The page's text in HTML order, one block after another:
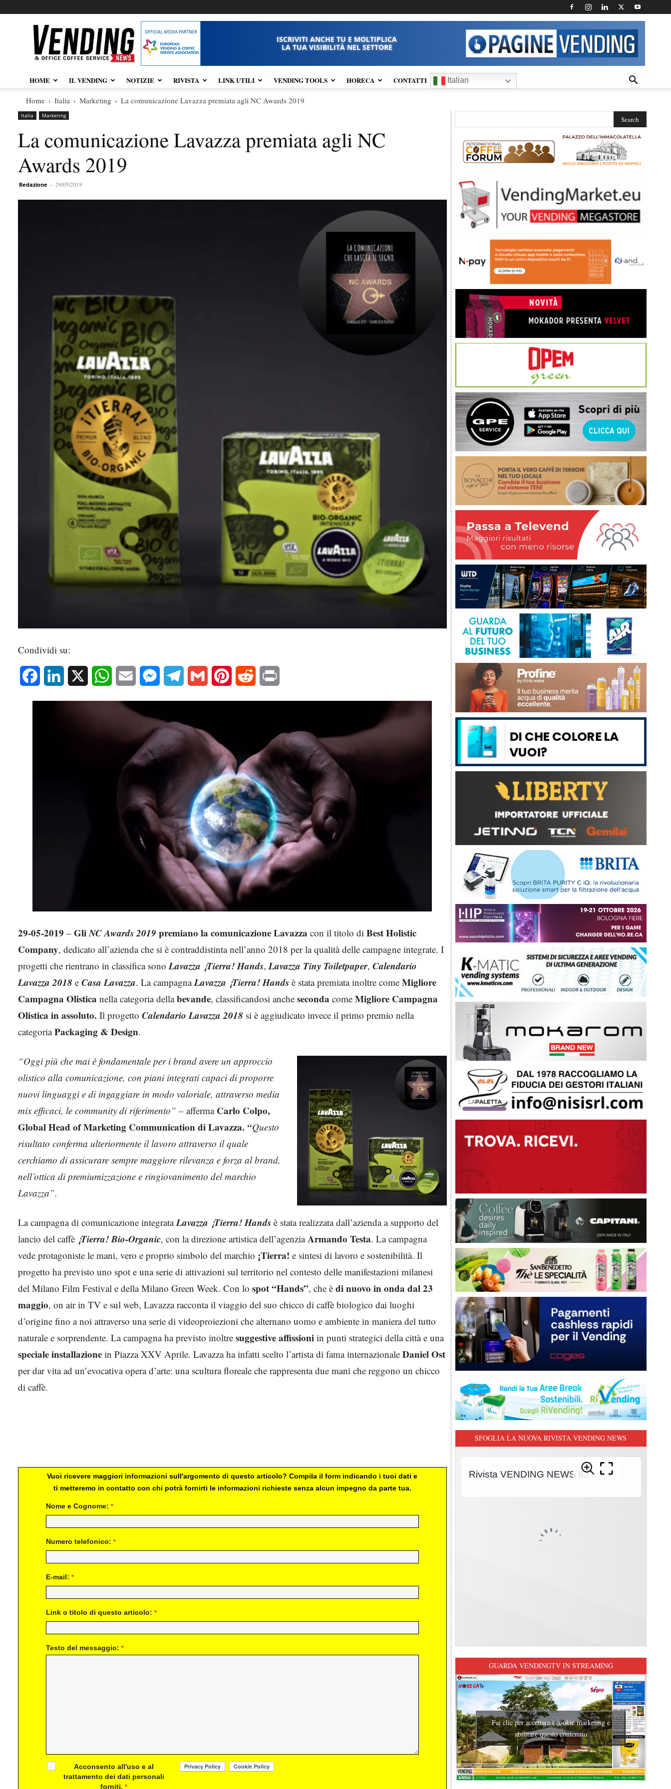
Vendingnews.it
ISCRIVITI ANCHE TU E MOLTIPLICA
LA TUA VISIBILITÀ NEL SETTORE
HOME IL VENDING NOTIZIE RIVISTA LINK UTILI VENDING TOOLS HORECA CONTATTI Italian
Home Italia Marketing La comunicazione Lavazza premiata agli NC Awards 2019
Italia Marketing
La comunicazione Lavazza premiata agli NC
Awards 2019
Redazione - 29/05/2019
Condividi su:
Facebook LinkedIn WhatsAppEmail MessengerTelegram Gmail Pinterest Reddit
29-05-2019 – GliNC Awards 2019 premiano la comunicazione Lavazza con il titolo di Best Holistic
Company, dedicato all’azienda che si è contraddistinta nell’anno 2018 per la qualità delle campagne integrate. I
progetti che rientrano in classifica sono Lavazza ¡Tierra! Hands, Lavazza Tiny Toiletpaper, Calendario
Lavazza 2018 e Casa Lavazza. La campagnaLavazza ¡Tierra! Hands è stata premiata inoltre come Migliore
Campagna Olistica nella categoria dellabevande, classificandosi anche seconda come Migliore Campagna
Olistica in assoluto. Il progetto Calendario Lavazza 2018 si è aggiudicato invece il primo premio nella
categoriaPackaging & Design.
“Oggi più che mai è fondamentale per i brand avere un approccio
olistico alla comunicazione, con piani integrati capaci di proporre
nuovi linguaggi e di ingaggiare in modo valoriale, attraverso media
mix efficaci, le community di riferimento” – afferma Carlo Colpo,
Global Head of Marketing Communication di Lavazza. “Questo
risultato conferma ulteriormente il lavoro attraverso il quale
cerchiamo di assicurare sempre maggiore rilevanza e forza al brand,
nell’ottica di premiumizzazione e ringiovanimento del marchio
Lavazza”.
La campagna di comunicazione integrataLavazza ¡Tierra! Hands è stata realizzata dall’azienda a supporto del
lancio del caffè ¡Tierra! Bio-Organic, con la direzione artistica dell’agenziaArmando Testa. La campagna
vede protagoniste le mani, vero e proprio simbolo del marchio ¡Tierra! e sintesi di lavoro e sostenibilità. Il
progetto ha previsto uno spot e una serie di attivazioni sul territorio nel contesto delle manifestazioni milanesi
del Milano Film Festival e della Milano Green Week. Con lo spot “Hands”, che è di nuovo in onda dal 23
maggio, on air in TV e sul web, Lavazza racconta il viaggio del suo chicco di caffè biologico dai luoghi
d’origine fino a noi attraverso una serie di videoproiezioni che alternano uomo e ambiente in maniera del tutto
naturale e sorprendente. La campagna ha previsto inoltre suggestive affissioni in punti strategici della città e una
speciale installazione in Piazza XXV Aprile. Lavazza ha infatti scelto l’artista di fama internazionale Daniel Ost
per dar vita ad un’evocativa opera d’arte: una scultura floreale che rappresenta due mani che reggono un chicco
di caffè.
Vuoi ricevere maggiori informazioni sull'argomento di questo articolo? Compila il form indicando i tuoi dati e
ti metteremo in contatto con chi potrà fornirti le informazioni richieste senza alcun impegno da parte tua.
Nome e Cognome: *
Numero telefonico: *
E-mail: *
Link o titolo di questo articolo: *
Testo del messaggio: *
Acconsento all'uso e al
trattamento dei dati personali
forniti.*
SFOGLIA LA NUOVA RIVISTA VENDING NEWS
GUARDA VENDINGTV IN STREAMING
Fai clic per accettare i cookie marketing e
abilitare questo contenuto